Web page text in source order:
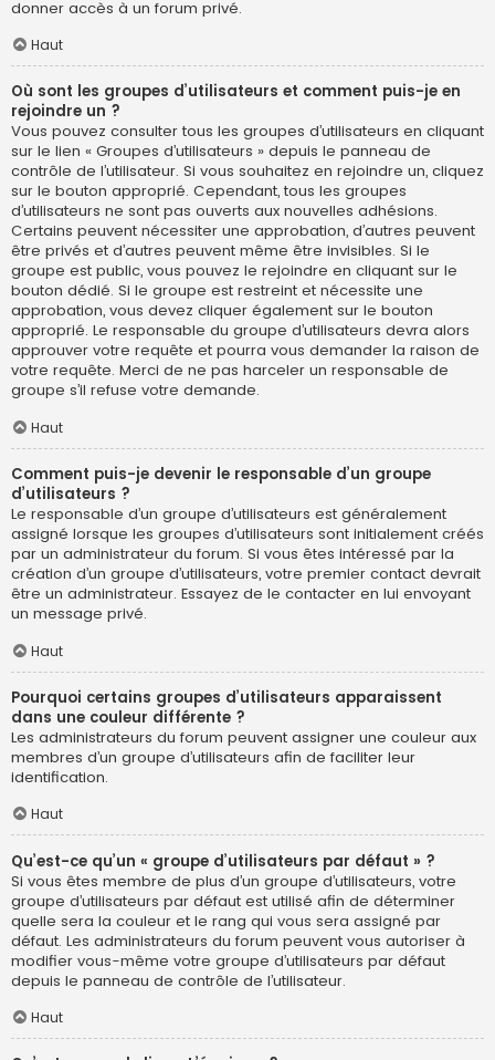
donner accès à un forum privé.
Haut
Où sont les groupes d’utilisateurs et comment puis-je en
rejoindre un ?
Vous pouvez consulter tous les groupes d’utilisateurs en cliquant
sur le lien « Groupes d’utilisateurs » depuis le panneau de
contrôle de l’utilisateur. Si vous souhaitez en rejoindre un, cliquez
sur le bouton approprié. Cependant, tous les groupes
d’utilisateurs ne sont pas ouverts aux nouvelles adhésions.
Certains peuvent nécessiter une approbation, d’autres peuvent
être privés et d’autres peuvent même être invisibles. Si le
groupe est public, vous pouvez le rejoindre en cliquant sur le
bouton dédié. Si le groupe est restreint et nécessite une
approbation, vous devez cliquer également sur le bouton
approprié. Le responsable du groupe d’utilisateurs devra alors
approuver votre requête et pourra vous demander la raison de
votre requête. Merci de ne pas harceler un responsable de
groupe s’il refuse votre demande.
Haut
Comment puis-je devenir le responsable d’un groupe
d’utilisateurs ?
Le responsable d’un groupe d’utilisateurs est généralement
assigné lorsque les groupes d’utilisateurs sont initialement créés
par un administrateur du forum. Si vous êtes intéressé par la
création d’un groupe d’utilisateurs, votre premier contact devrait
être un administrateur. Essayez de le contacter en lui envoyant
un message privé.
Haut
Pourquoi certains groupes d’utilisateurs apparaissent
dans une couleur différente ?
Les administrateurs du forum peuvent assigner une couleur aux
membres d’un groupe d’utilisateurs afin de faciliter leur
identification.
Haut
Qu’est-ce qu’un « groupe d’utilisateurs par défaut » ?
Si vous êtes membre de plus d’un groupe d’utilisateurs, votre
groupe d’utilisateurs par défaut est utilisé afin de déterminer
quelle sera la couleur et le rang qui vous sera assigné par
défaut. Les administrateurs du forum peuvent vous autoriser à
modifier vous-même votre groupe d’utilisateurs par défaut
depuis le panneau de contrôle de l’utilisateur.
Haut